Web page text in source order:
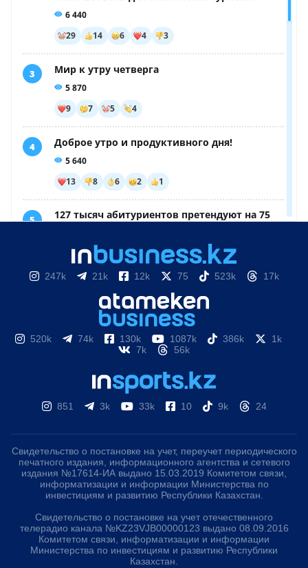
247k 21k 12k 75 523k 17k
520k 74k 130k 1087k 386k
1k
7k
56k
851 3k 33k 10 9k 24
Свидетельство о постановке на учет, переучет периодического
печатного издания, информационного агентства и сетевого
издания №17614-ИА выдано 15.03.2019 Комитетом связи,
информатизации и информации Министерства по
инвестициям и развитию Республики Казахстан.
Свидетельство о постановке на учет отечественного
телерадио канала №KZ23VJB00000123 выдано 08.09.2016
Комитетом связи, информатизации и информации
Министерства по инвестициям и развитию Республики
Казахстан.